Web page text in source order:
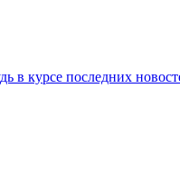
в курсе последних